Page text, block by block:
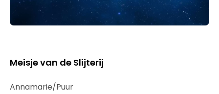
Meisje van de Slijterij
Annamarie/Puur